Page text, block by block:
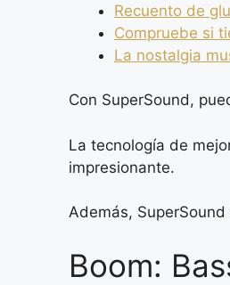
Recuento de
Compruebe si
La nostalgia
Con SuperSound,
La tecnología de
impresionante.
Además,
Boom: